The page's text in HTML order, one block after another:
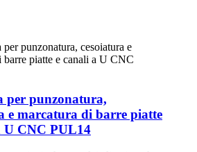
per punzonatura,
e marcatura di barre piatte
U CNC PUL14